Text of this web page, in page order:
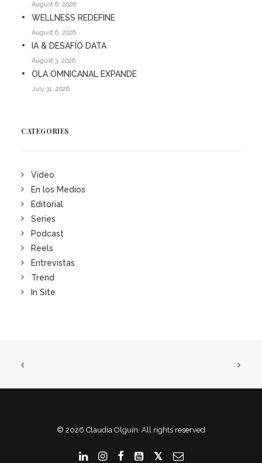
August 6, 2026
WELLNESS REDEFINE
August 6, 2026
IA & DESAFÍO DATA
August 3, 2026
OLA OMNICANAL EXPANDE
July 31, 2026
CATEGORIES
Video
En los Medios
Editorial
Series
Podcast
Reels
Entrevistas
Trend
In Site
© 2026 Claudia Olguín. All rights reserved